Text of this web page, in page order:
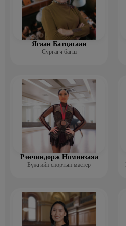
Ягаан Батцагаан
Сургагч багш
Рэнчиндорж Номинзаяа
Бүжгийн спортын мастер